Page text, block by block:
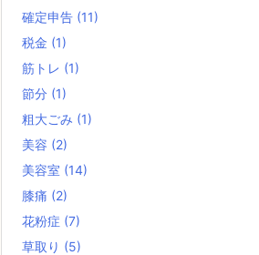
確定申告 (11)
税金 (1)
筋トレ (1)
節分 (1)
粗大ごみ (1)
美容 (2)
美容室 (14)
膝痛 (2)
花粉症 (7)
草取り (5)